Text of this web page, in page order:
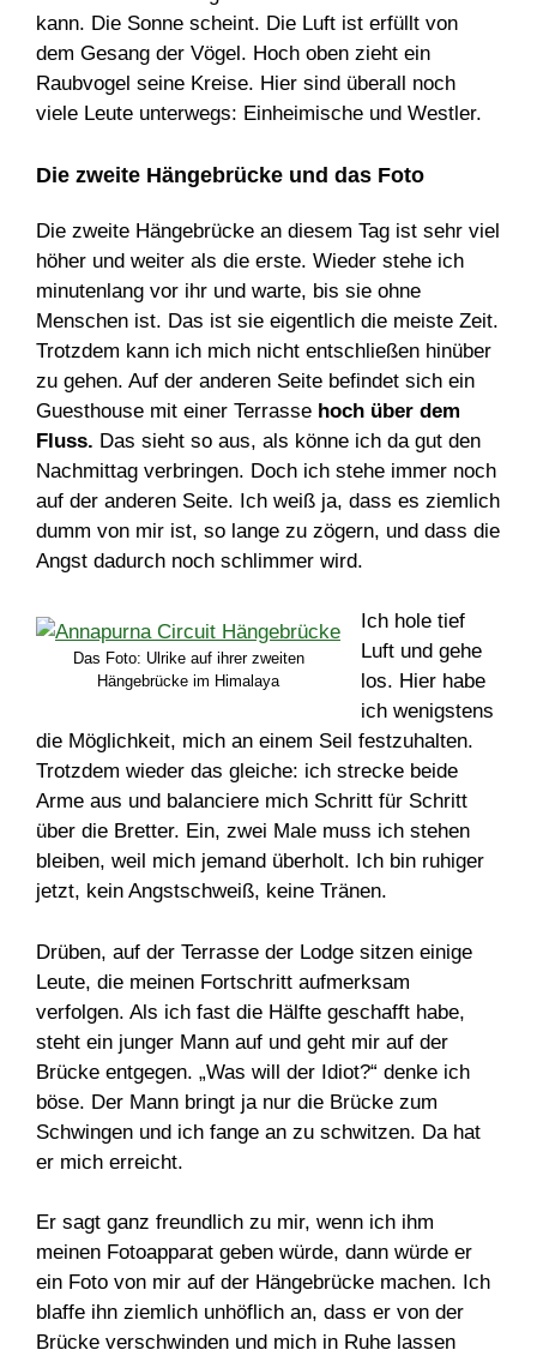
kann. Die Sonne scheint. Die Luft ist erfüllt von
dem Gesang der Vögel. Hoch oben zieht ein
Raubvogel seine Kreise. Hier sind überall noch
viele Leute unterwegs: Einheimische und Westler.
Die zweite Hängebrücke und das Foto
Die zweite Hängebrücke an diesem Tag ist sehr viel
höher und weiter als die erste. Wieder stehe ich
minutenlang vor ihr und warte, bis sie ohne
Menschen ist. Das ist sie eigentlich die meiste Zeit.
Trotzdem kann ich mich nicht entschließen hinüber
zu gehen. Auf der anderen Seite befindet sich ein
Guesthouse mit einer Terrasse hoch über dem
Fluss. Das sieht so aus, als könne ich da gut den
Nachmittag verbringen. Doch ich stehe immer noch
auf der anderen Seite. Ich weiß ja, dass es ziemlich
dumm von mir ist, so lange zu zögern, und dass die
Angst dadurch noch schlimmer wird.
Das Foto: Ulrike auf ihrer zweiten
Hängebrücke im Himalaya
Ich hole tief
Luft und gehe
los. Hier habe
ich wenigstens
die Möglichkeit, mich an einem Seil festzuhalten.
Trotzdem wieder das gleiche: ich strecke beide
Arme aus und balanciere mich Schritt für Schritt
über die Bretter. Ein, zwei Male muss ich stehen
bleiben, weil mich jemand überholt. Ich bin ruhiger
jetzt, kein Angstschweiß, keine Tränen.
Drüben, auf der Terrasse der Lodge sitzen einige
Leute, die meinen Fortschritt aufmerksam
verfolgen. Als ich fast die Hälfte geschafft habe,
steht ein junger Mann auf und geht mir auf der
Brücke entgegen. „Was will der Idiot?“ denke ich
böse. Der Mann bringt ja nur die Brücke zum
Schwingen und ich fange an zu schwitzen. Da hat
er mich erreicht.
Er sagt ganz freundlich zu mir, wenn ich ihm
meinen Fotoapparat geben würde, dann würde er
ein Foto von mir auf der Hängebrücke machen. Ich
blaffe ihn ziemlich unhöflich an, dass er von der
Brücke verschwinden und mich in Ruhe lassen